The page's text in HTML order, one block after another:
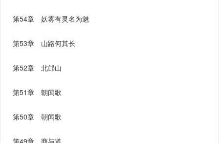
第54章 妖雾有灵名为魅
第53章 山路何其长
第52章 北邙山
第51章 朝闻歌
第50章 朝闻歌